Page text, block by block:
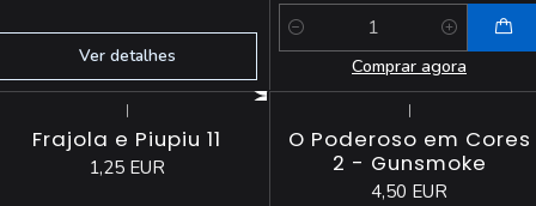
Ver detalhes
Quantidade
Comprar agora
|
Frajola e Piupiu 11
1,25 EUR
|
O Poderoso em Cores
2 - Gunsmoke
4,50 EUR